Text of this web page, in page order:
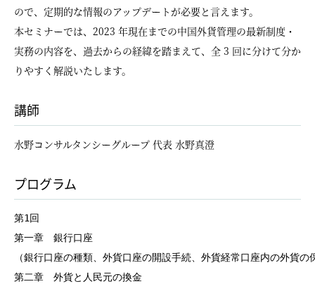
ので、定期的な情報のアップデートが必要と言えます。
本セミナーでは、2023 年現在までの中国外貨管理の最新制度・
実務の内容を、過去からの経緯を踏まえて、全 3 回に分けて分か
りやすく解説いたします。
講師
水野コンサルタンシーグループ 代表 水野真澄
プログラム
第1回
第一章　銀行口座
（銀行口座の種類、外貨口座の開設手続、外貨経常口座内の外貨の
第二章　外貨と人民元の換金